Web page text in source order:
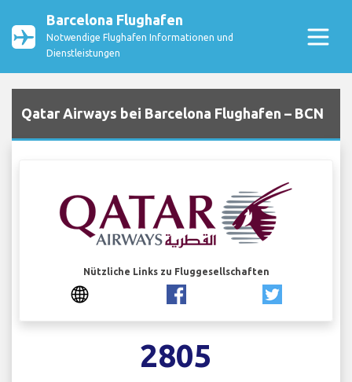
Barcelona Flughafen
Notwendige Flughafen Informationen und
Dienstleistungen
Qatar Airways bei Barcelona Flughafen – BCN
Nützliche Links zu Fluggesellschaften
2805